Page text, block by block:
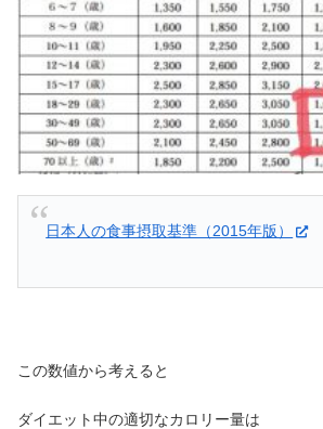
日本人の食事摂取基準（2015年版）
この数値から考えると
ダイエット中の適切なカロリー量は